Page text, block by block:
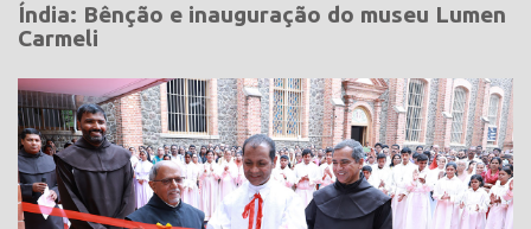
Índia: Bênção e inauguração do museu Lumen
Carmeli